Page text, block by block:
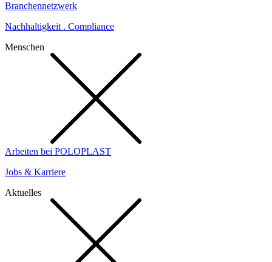
Branchennetzwerk
Nachhaltigkeit . Compliance
Menschen
Arbeiten bei POLOPLAST
Jobs & Karriere
Aktuelles